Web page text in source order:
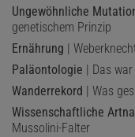
Ungewöhnliche
genetischem Prinzip
Ernährung |
Paläontologie | Das
Wanderrekord | Was
Wissenschaftliche
Mussolini-Falter